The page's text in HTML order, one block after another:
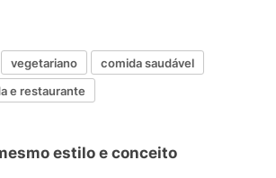
vegetariano
comida saudável
e restaurante
estilo e conceito